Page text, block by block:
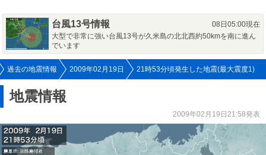
台風13号情報
08日05:00現在
大型で非常に強い台風13号が久米島の北北西約50kmを南に進ん
でいます
過去の地震情報 2009年02月19日 21時53分頃発生した地震(最大震度1)
地震情報
2009年02月19日21:58発表